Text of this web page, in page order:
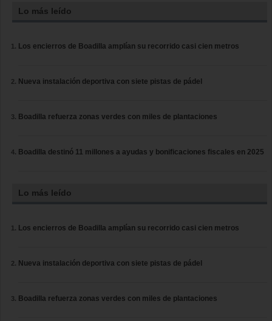
Lo más leído
Los encierros de Boadilla amplían su recorrido casi cien metros
Nueva instalación deportiva con siete pistas de pádel
Boadilla refuerza zonas verdes con miles de plantaciones
Boadilla destinó 11 millones a ayudas y bonificaciones fiscales en 2025
Lo más leído
Los encierros de Boadilla amplían su recorrido casi cien metros
Nueva instalación deportiva con siete pistas de pádel
Boadilla refuerza zonas verdes con miles de plantaciones